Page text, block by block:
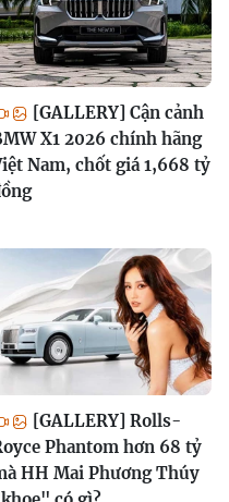
[GALLERY] Cận cảnh
X1 2026 chính hãng
Nam, chốt giá 1,668 tỷ
[GALLERY] Rolls-
Phantom hơn 68 tỷ
HH Mai Phương Thúy